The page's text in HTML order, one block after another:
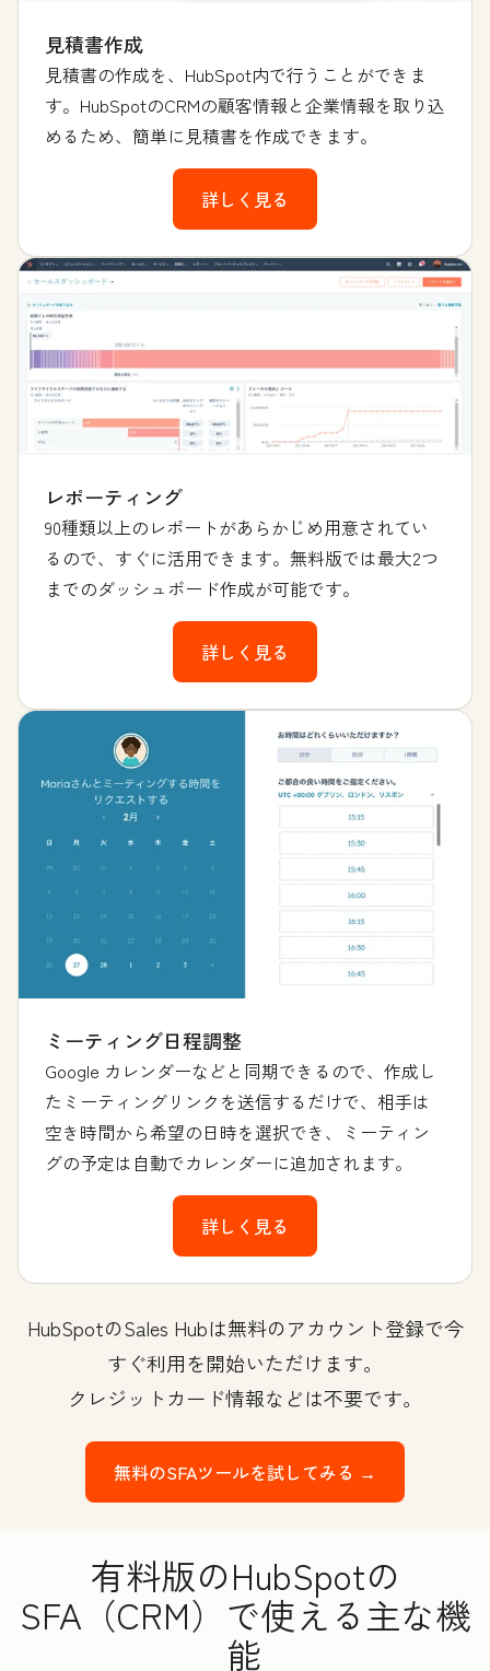
見積書作成
見積書の作成を、HubSpot内で行うことができま
す。HubSpotのCRMの顧客情報と企業情報を取り込
めるため、簡単に見積書を作成できます。
詳しく見る
レポーティング
90種類以上のレポートがあらかじめ用意されてい
るので、すぐに活用できます。無料版では最大2つ
までのダッシュボード作成が可能です。
詳しく見る
ミーティング日程調整
Google カレンダーなどと同期できるので、作成し
たミーティングリンクを送信するだけで、相手は
空き時間から希望の日時を選択でき、ミーティン
グの予定は自動でカレンダーに追加されます。
詳しく見る
HubSpotのSales Hubは無料のアカウント登録で今
すぐ利用を開始いただけます。
クレジットカード情報などは不要です。
無料のSFAツールを試してみる →
有料版のHubSpotの
SFA（CRM）で使える主な機
能